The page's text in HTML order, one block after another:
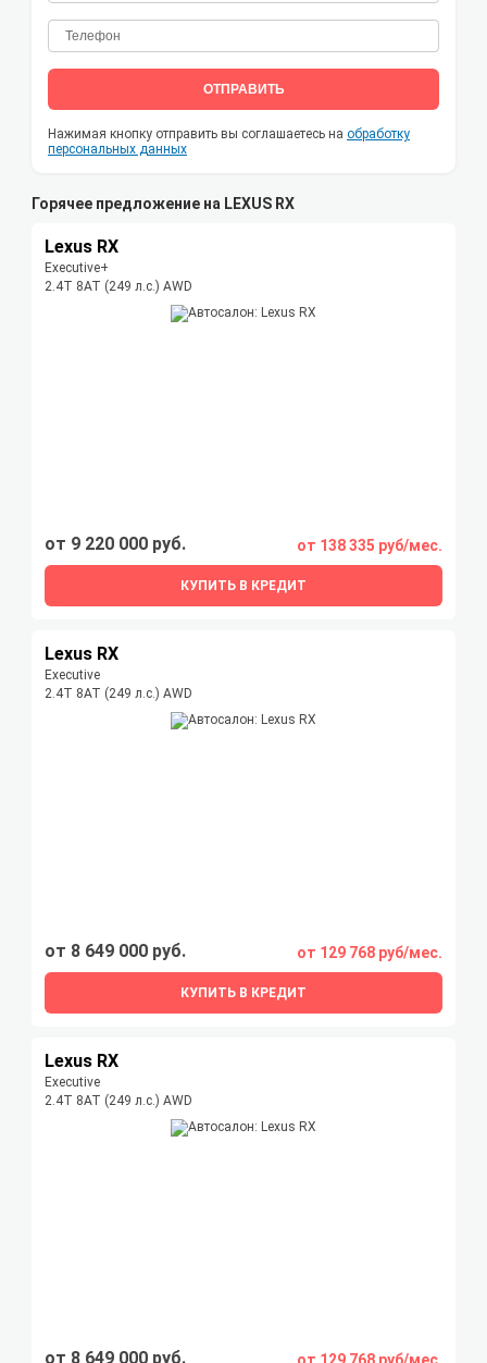
ОТПРАВИТЬ
Нажимая кнопку отправить вы соглашаетесь на обработку
персональных данных
Горячее предложение на LEXUS RX
Lexus RX
Executive+
2.4T 8AT (249 л.с.) AWD
от 9 220 000 руб. от 138 335 руб/мес.
КУПИТЬ В КРЕДИТ
Lexus RX
Executive
2.4T 8AT (249 л.с.) AWD
от 8 649 000 руб. от 129 768 руб/мес.
КУПИТЬ В КРЕДИТ
Lexus RX
Executive
2.4T 8AT (249 л.с.) AWD
от 8 649 000 руб.